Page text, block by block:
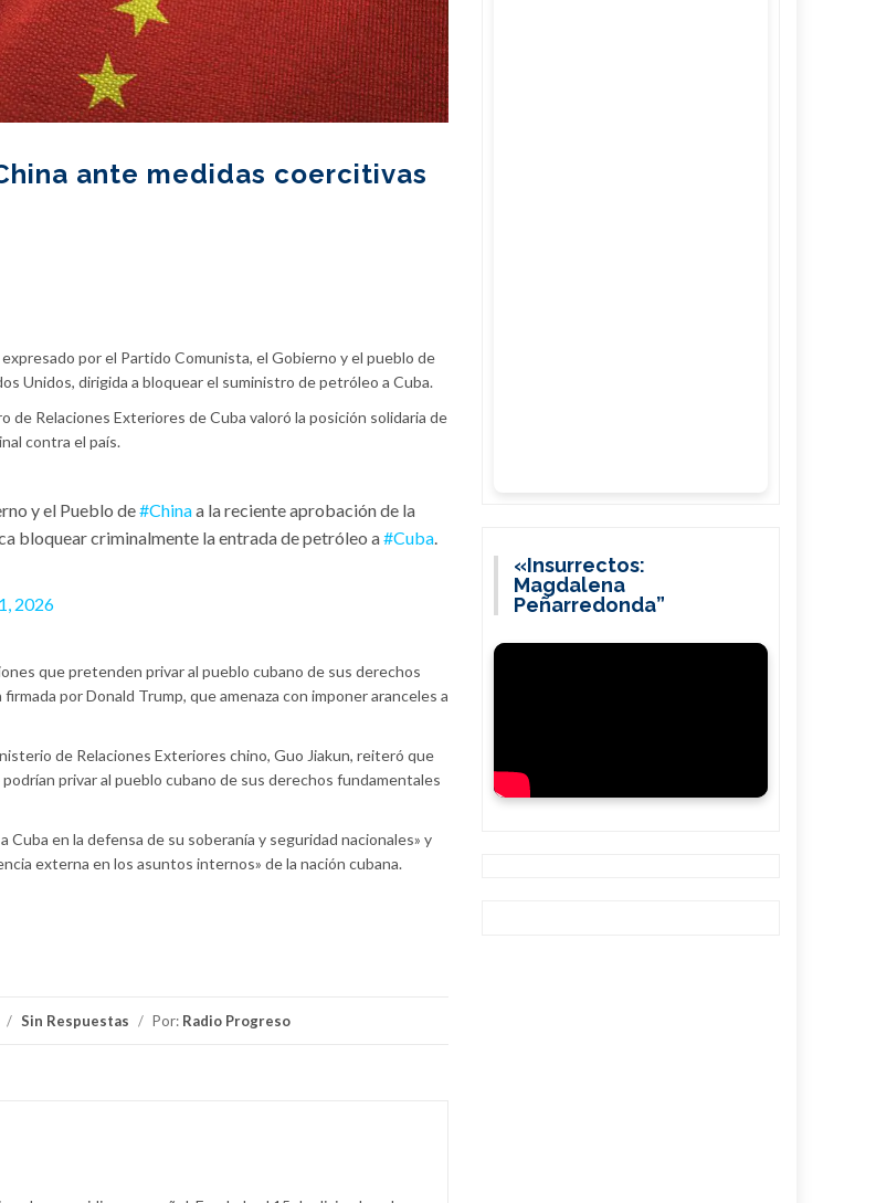
ante medidas coercitivas
por el Partido Comunista, el Gobierno y el pueblo de
Unidos, dirigida a bloquear el suministro de petróleo a Cuba.
de Relaciones Exteriores de Cuba valoró la posición solidaria de
contra el país.
y el Pueblo de#Chinaa la reciente aprobación de la
bloquear criminalmente la entrada de petróleo a#Cuba.
2026
que pretenden privar al pueblo cubano de sus derechos
por Donald Trump, que amenaza con imponer aranceles a
de Relaciones Exteriores chino, Guo Jiakun, reiteró que
privar al pueblo cubano de sus derechos fundamentales
en la defensa de su soberanía y seguridad nacionales» y
externa en los asuntos internos» de la nación cubana.
/ Sin Respuestas / Por: Radio Progreso
«Insurrectos:
Magdalena
Peñarredonda”